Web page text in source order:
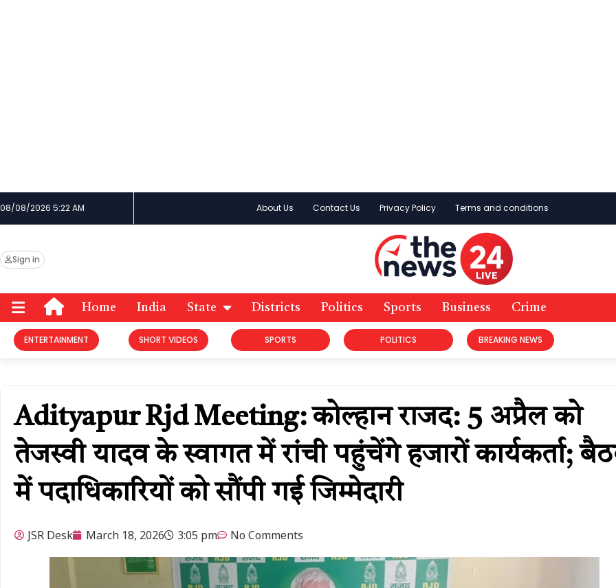
08/08/2026 5:22 AM About Us Contact Us Privacy Policy Terms and conditions
Sign in
Home India State Districts Politics Sports Business Crime
ENTERTAINMENT SHORT VIDEOS SPORTS POLITICS BREAKING NEWS
Adityapur Rjd Meeting: कोल्हान राजद: 5 अप्रैल को
तेजस्वी यादव के स्वागत में रांची पहुंचेंगे हजारों कार्यकर्ता;
में पदाधिकारियों को सौंपी गई जिम्मेदारी
JSR Desk March 18, 2026 3:05 pm No Comments